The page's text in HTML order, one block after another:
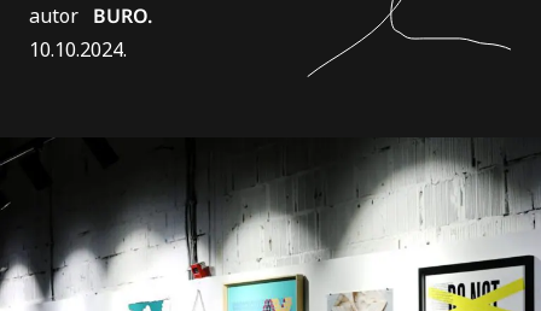
autor BURO.
10.10.2024.